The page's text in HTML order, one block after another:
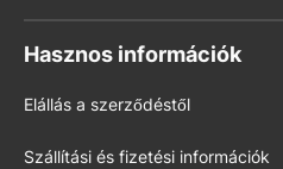
Hasznos információk
Elállás a szerződéstől
Szállítási és fizetési információk